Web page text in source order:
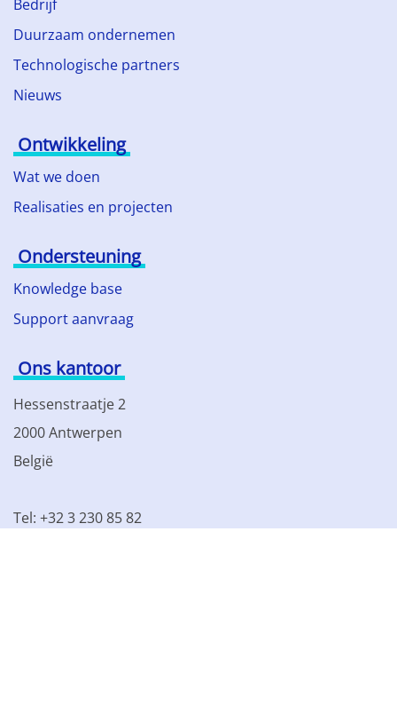
Bedrijf
Duurzaam ondernemen
Technologische partners
Nieuws
Ontwikkeling
Wat we doen
Realisaties en projecten
Ondersteuning
Knowledge base
Support aanvraag
Ons kantoor
Hessenstraatje 2
2000 Antwerpen
België
Tel: +32 3 230 85 82